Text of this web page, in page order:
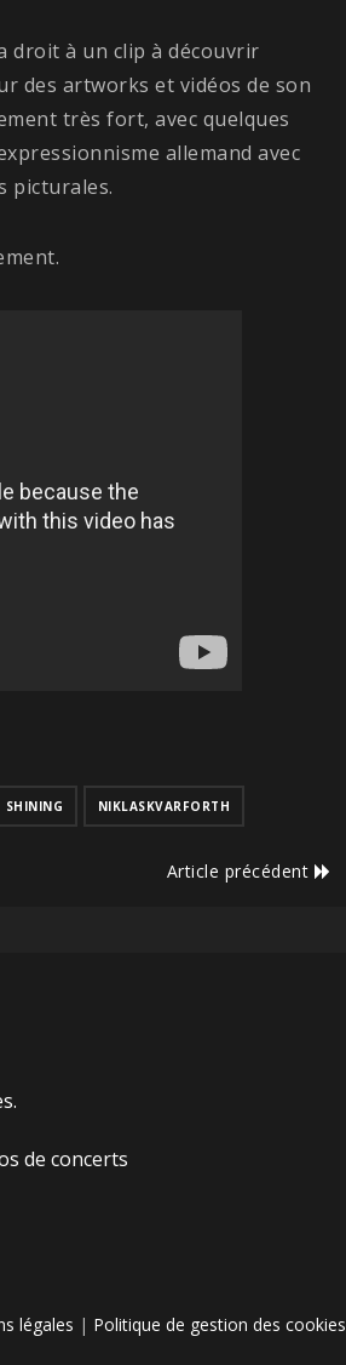
droit à un clip à découvrir
des artworks et vidéos de son
très fort, avec quelques
allemand avec
picturales.
SHINING NIKLASKVARFORTH
Article précédent
de concerts
légales | Politique de gestion des cookies